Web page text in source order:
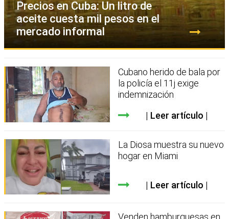
Precios en Cuba: Un litro de
aceite cuesta mil pesos en el
mercado informal
Cubano herido de bala por
la policía el 11j exige
indemnización
Leer artículo
La Diosa muestra su nuevo
hogar en Miami
Leer artículo